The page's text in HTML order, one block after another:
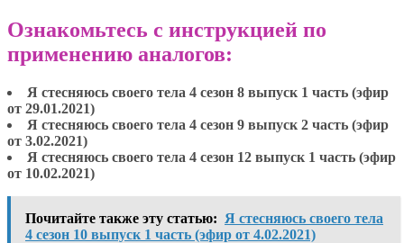
Ознакомьтесь с инструкцией по
применению аналогов:
Я стесняюсь своего тела 4 сезон 8 выпуск 1 часть (эфир
от 29.01.2021)
Я стесняюсь своего тела 4 сезон 9 выпуск 2 часть (эфир
от 3.02.2021)
Я стесняюсь своего тела 4 сезон 12 выпуск 1 часть (эфир
от 10.02.2021)
Почитайте также эту статью: Я стесняюсь своего тела
4 сезон 10 выпуск 1 часть (эфир от 4.02.2021)